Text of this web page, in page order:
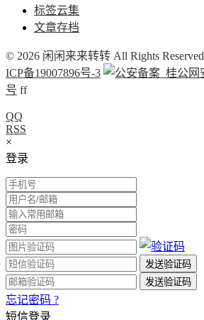
标签云集
文章存档
© 2026 闲闲来来转转 All Rights
ICP备19007896号-3
桂公网
号 ff
QQ
RSS
×
登录
忘记密码 ?
短信登录